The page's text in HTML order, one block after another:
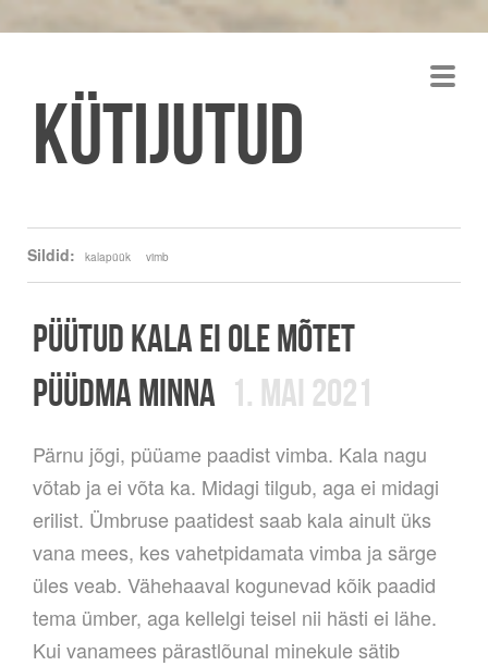
Kütijutud
Sildid: kalapüük vimb
PÜÜTUD KALA EI OLE MÕTET
PÜÜDMA MINNA 1. MAI 2021
Pärnu jõgi, püüame paadist vimba. Kala nagu
võtab ja ei võta ka. Midagi tilgub, aga ei midagi
erilist. Ümbruse paatidest saab kala ainult üks
vana mees, kes vahetpidamata vimba ja särge
üles veab. Vähehaaval kogunevad kõik paadid
tema ümber, aga kellelgi teisel nii hästi ei lähe.
Kui vanamees pärastlõunal minekule sätib